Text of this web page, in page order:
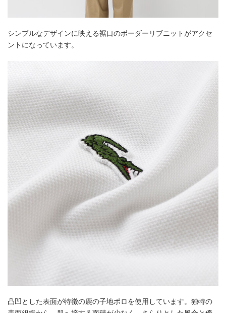
シンプルなデザインに映える裾口のボーダーリブニットがアクセ
ントになっています。
凸凹とした表面が特徴の鹿の子地ポロを使用しています。独特の